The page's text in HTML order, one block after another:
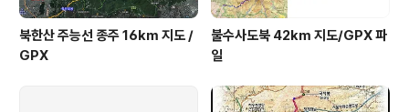
북한산 주능선 종주 16km 지도 /
GPX
불수사도북 42km 지도/GPX 파
일